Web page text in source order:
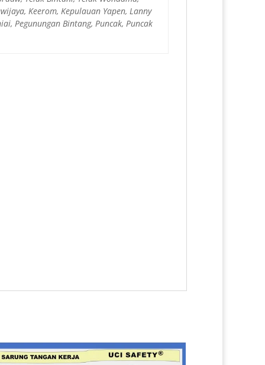
Keerom, Kepulauan Yapen, Lanny
Pegunungan Bintang, Puncak, Puncak